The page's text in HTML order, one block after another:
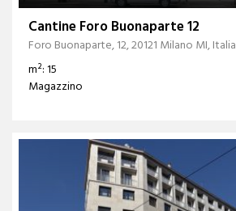
Cantine Foro Buonaparte 12
Foro Buonaparte, 12, 20121 Milano MI, Italia
m²: 15
Magazzino